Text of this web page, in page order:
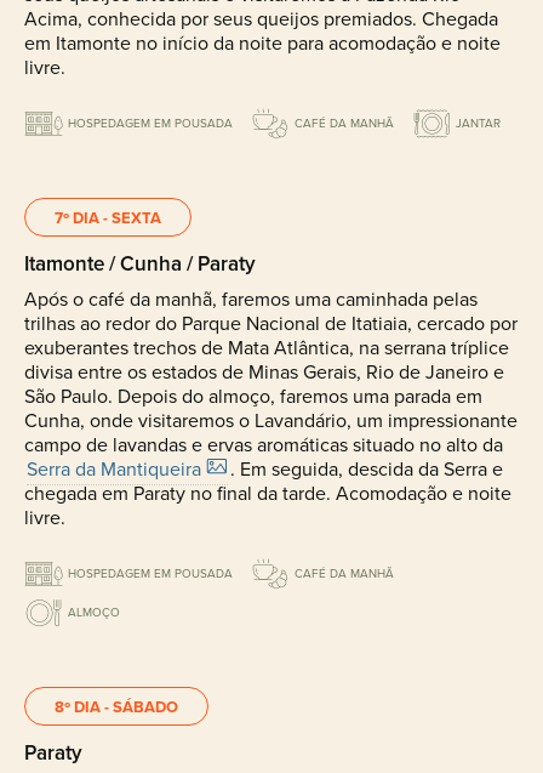
Acima, conhecida por seus queijos premiados. Chegada
em Itamonte no início da noite para acomodação e noite
livre.
HOSPEDAGEM EM POUSADA CAFÉ DA MANHÃ JANTAR
7º DIA - SEXTA
Itamonte / Cunha / Paraty
Após o café da manhã, faremos uma caminhada pelas
trilhas ao redor do Parque Nacional de Itatiaia, cercado por
exuberantes trechos de Mata Atlântica, na serrana tríplice
divisa entre os estados de Minas Gerais, Rio de Janeiro e
São Paulo. Depois do almoço, faremos uma parada em
Cunha, onde visitaremos o Lavandário, um impressionante
campo de lavandas e ervas aromáticas situado no alto da
Serra da Mantiqueira
. Em seguida, descida da Serra e
chegada em Paraty no final da tarde. Acomodação e noite
livre.
HOSPEDAGEM EM POUSADA CAFÉ DA MANHÃ
ALMOÇO
8º DIA - SÁBADO
Paraty